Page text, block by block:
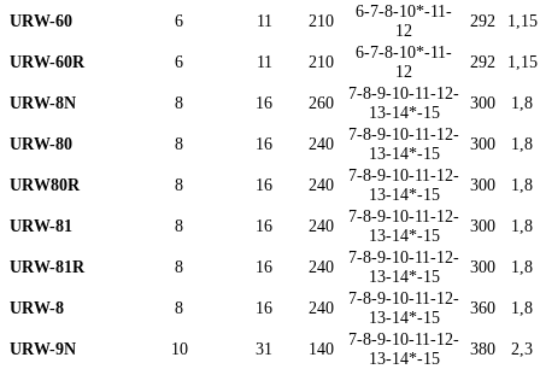
URW-60 6 11 210
6-7-8-10*-11-
12
292 1,15
URW-60R 6 11 210
6-7-8-10*-11-
12
292 1,15
URW-8N 8 16 260
7-8-9-10-11-12-
13-14*-15
300 1,8
URW-80 8 16 240
7-8-9-10-11-12-
13-14*-15
300 1,8
URW80R 8 16 240
7-8-9-10-11-12-
13-14*-15
300 1,8
URW-81 8 16 240
7-8-9-10-11-12-
13-14*-15
300 1,8
URW-81R 8 16 240
7-8-9-10-11-12-
13-14*-15
300 1,8
URW-8 8 16 240
7-8-9-10-11-12-
13-14*-15
360 1,8
URW-9N 10 31 140
7-8-9-10-11-12-
13-14*-15
380 2,3